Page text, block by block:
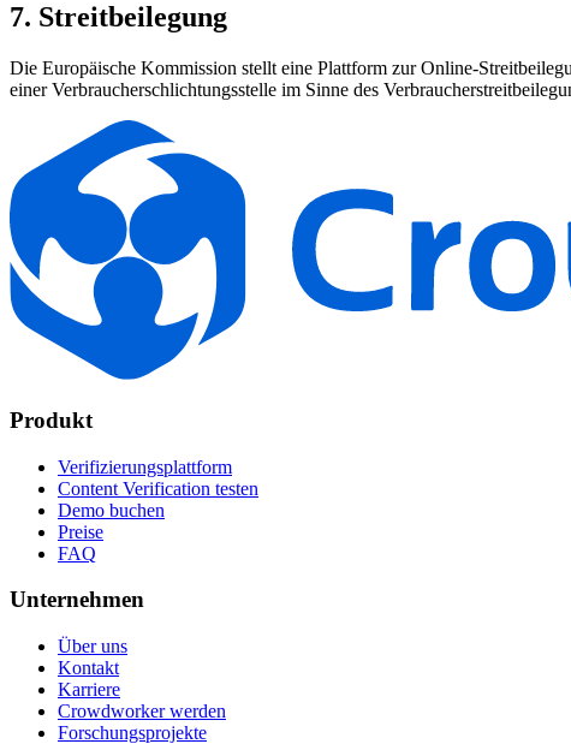
7. Streitbeilegung
Die Europäische Kommission stellt eine Plattform zur Online-
einer Verbraucherschlichtungsstelle im Sinne des
Produkt
Verifizierungsplattform
Content Verification testen
Demo buchen
Preise
FAQ
Unternehmen
Über uns
Kontakt
Karriere
Crowdworker werden
Forschungsprojekte